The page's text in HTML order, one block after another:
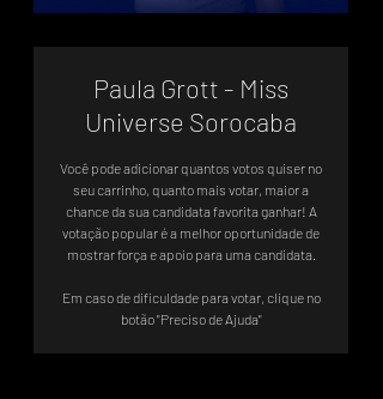
Paula Grott - Miss
Universe Sorocaba
Você pode adicionar quantos votos quiser no
seu carrinho, quanto mais votar, maior a
chance da sua candidata favorita ganhar! A
votação popular é a melhor oportunidade de
mostrar força e apoio para uma candidata.
Em caso de dificuldade para votar, clique no
botão "Preciso de Ajuda"